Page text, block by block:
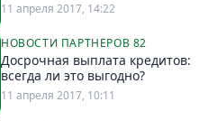
11 апреля 2017, 14:22
НОВОСТИ ПАРТНЕРОВ 82
Досрочная выплата кредитов:
всегда ли это выгодно?
11 апреля 2017, 10:11